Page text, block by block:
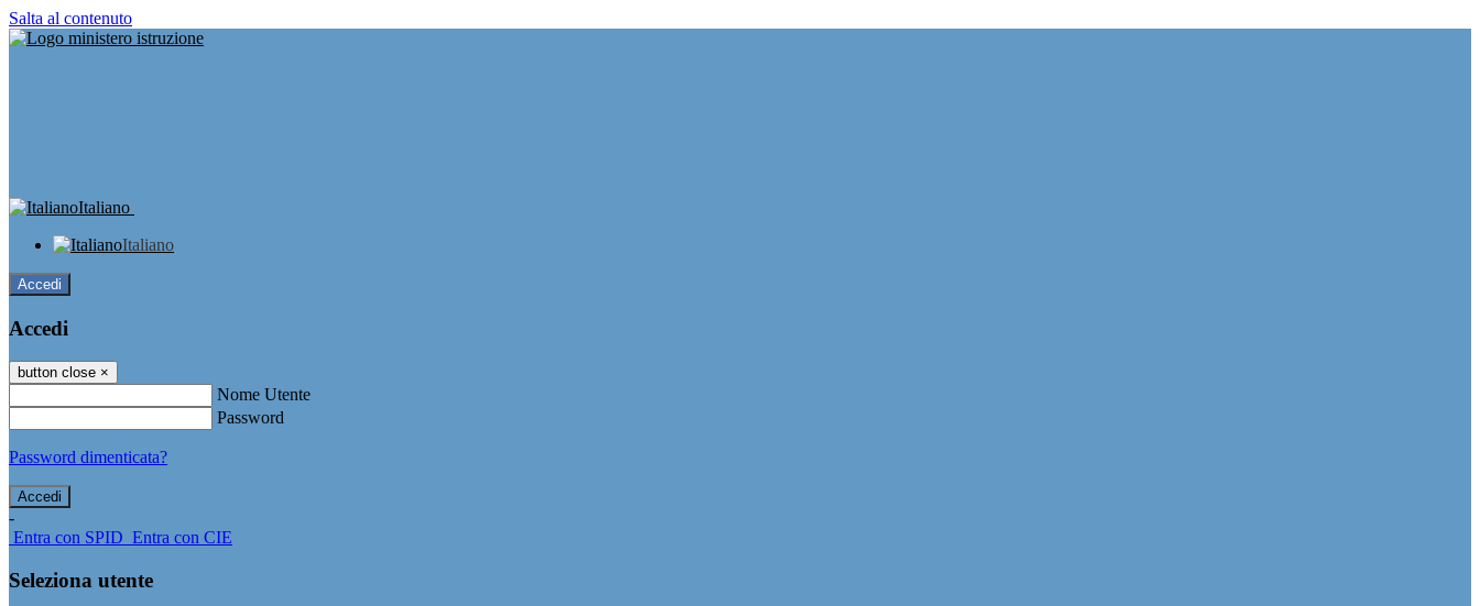
Salta al contenuto
Italiano
Italiano
Accedi
Accedi
button close ×
Nome Utente
Password
Password dimenticata?
-
Entra con SPID Entra con CIE
Seleziona utente